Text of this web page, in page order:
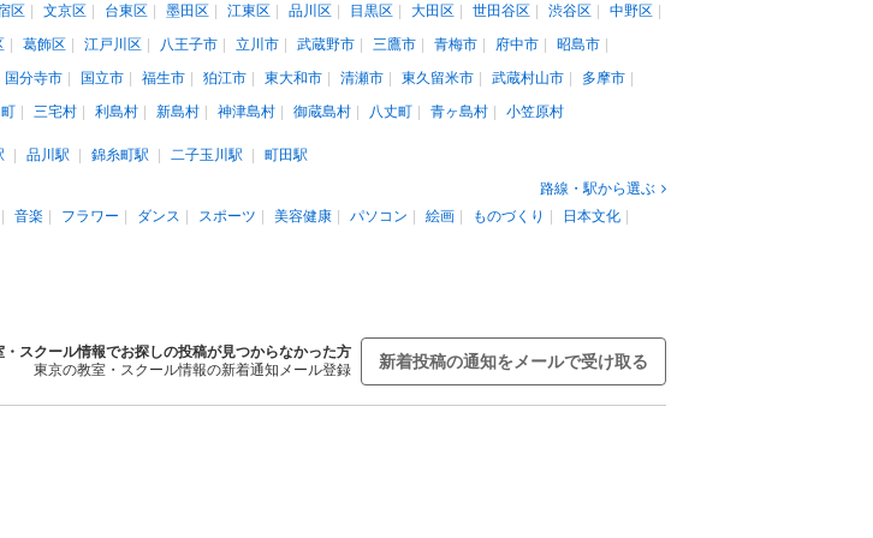
区 文京区 台東区 墨田区 江東区 品川区 目黒区 大田区 世田谷区 渋谷区
中野区
葛飾区 江戸川区 八王子市 立川市 武蔵野市 三鷹市 青梅市 府中市
昭島市
国分寺市 国立市 福生市 狛江市 東大和市 清瀬市 東久留米市 武蔵村山市
多摩市
三宅村 利島村 新島村 神津島村 御蔵島村 八丈町 青ヶ島村 小笠原村
品川駅 錦糸町駅 二子玉川駅
町田駅
路線・駅から選ぶ
音楽 フラワー ダンス スポーツ 美容健康 パソコン 絵画 ものづくり
日本文化
・スクール情報でお探しの投稿が見つからなかった方
東京の教室・スクール情報の新着通知メール登録
新着投稿の通知をメールで受け取る